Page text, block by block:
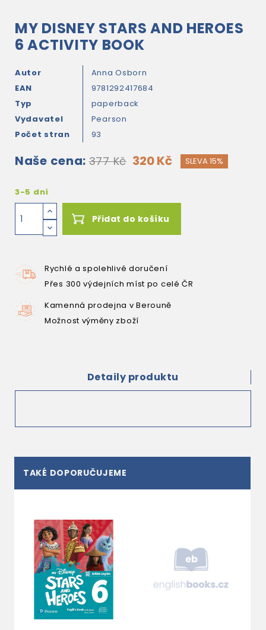
MY DISNEY STARS AND HEROES
6 ACTIVITY BOOK
Autor
Anna Osborn
EAN
9781292417684
Typ
paperback
Vydavatel
Pearson
Počet stran
93
Naše cena: 377 Kč 320 Kč SLEVA 15%
3-5 dní
Přidat do košíku
Rychlé a spolehlivé doručení
Přes 300 výdejních míst po celé ČR
Kamenná prodejna v Berouně
Možnost výměny zboží
Detaily produktu
TAKÉ DOPORUČUJEME